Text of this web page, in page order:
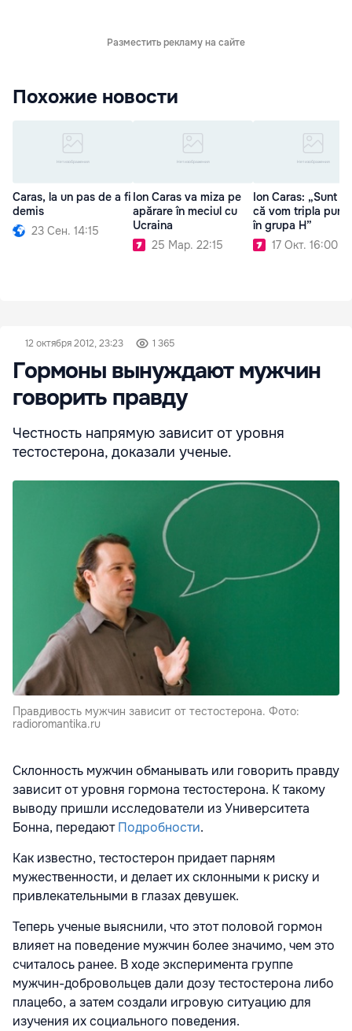
Разместить рекламу на сайте
Похожие новости
Caras, la un pas de a fi
demis
23 Сен. 14:15
Ion Caras va miza pe
apărare în meciul cu
Ucraina
25 Мар. 22:15
Ion Caras: „Sunt
că vom tripla
în grupa H”
17 Окт. 16:00
12 октября 2012, 23:23 1 365
Гормоны вынуждают мужчин
говорить правду
Честность напрямую зависит от уровня
тестостерона, доказали ученые.
Правдивость мужчин зависит от тестостерона. Фото:
radioromantika.ru
Склонность мужчин обманывать или говорить правду
зависит от уровня гормона тестостерона. К такому
выводу пришли исследователи из Университета
Бонна, передаютПодробности.
Как известно, тестостерон придает парням
мужественности, и делает их склонными к риску и
привлекательными в глазах девушек.
Теперь ученые выяснили, что этот половой гормон
влияет на поведение мужчин более значимо, чем это
считалось ранее. В ходе эксперимента группе
мужчин-добровольцев дали дозу тестостерона либо
плацебо, а затем создали игровую ситуацию для
изучения их социального поведения.